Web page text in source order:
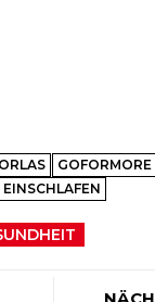
GOFORMORE